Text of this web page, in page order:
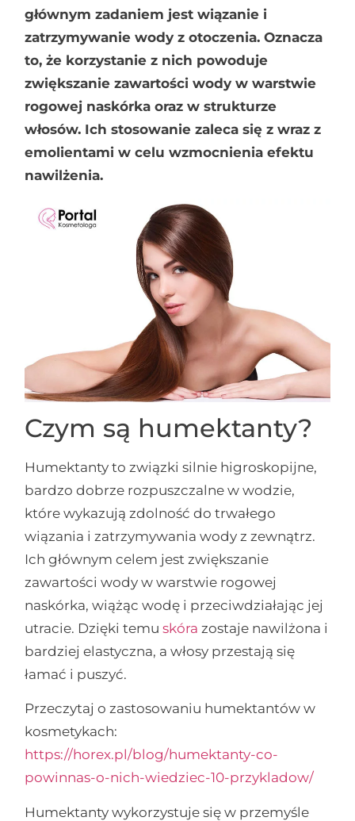
głównym zadaniem jest wiązanie i
zatrzymywanie wody z otoczenia. Oznacza
to, że korzystanie z nich powoduje
zwiększanie zawartości wody w warstwie
rogowej naskórka oraz w strukturze
włosów. Ich stosowanie zaleca się z wraz z
emolientami w celu wzmocnienia efektu
nawilżenia.
Czym są humektanty?
Humektanty to związki silnie higroskopijne,
bardzo dobrze rozpuszczalne w wodzie,
które wykazują zdolność do trwałego
wiązania i zatrzymywania wody z zewnątrz.
Ich głównym celem jest zwiększanie
zawartości wody w warstwie rogowej
naskórka, wiążąc wodę i przeciwdziałając jej
utracie. Dzięki temuskóra zostaje nawilżona i
bardziej elastyczna, a włosy przestają się
łamać i puszyć.
Przeczytaj o zastosowaniu humektantów w
kosmetykach:
https://horex.pl/blog/humektanty-co-
powinnas-o-nich-wiedziec-10-przykladow/
Humektanty wykorzystuje się w przemyśle